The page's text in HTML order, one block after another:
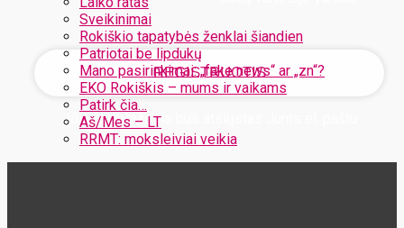
Sveikinimai
Rokiškio tapatybės ženklai šiandien
Patriotai be lipdukų
Mano pasirinkimai: „fake news“ ar „zn“?
EKO Rokiškis – mums ir vaikams
Patirk čia…
Aš/Mes – LT
RRMT: moksleiviai veikia
Jūsų slaptažodis bus atsiųstas Jums el. paštu